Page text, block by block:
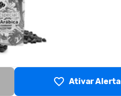
Ativar Alerta